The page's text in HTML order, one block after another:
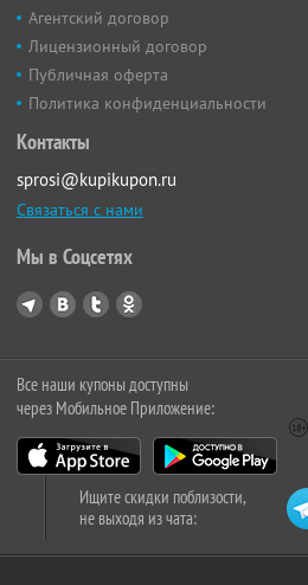
Агентский договор
Лицензионный договор
Публичная оферта
Политика конфиденциальности
Контакты
sprosi@kupikupon.ru
Связаться с нами
Мы в Соцсетях
Все наши купоны доступны
через Мобильное Приложение:
Ищите скидки поблизости,
не выходя из чата: